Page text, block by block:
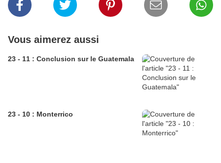
Vous aimerez aussi
23 - 11 : Conclusion sur le Guatemala
23 - 10 : Monterrico